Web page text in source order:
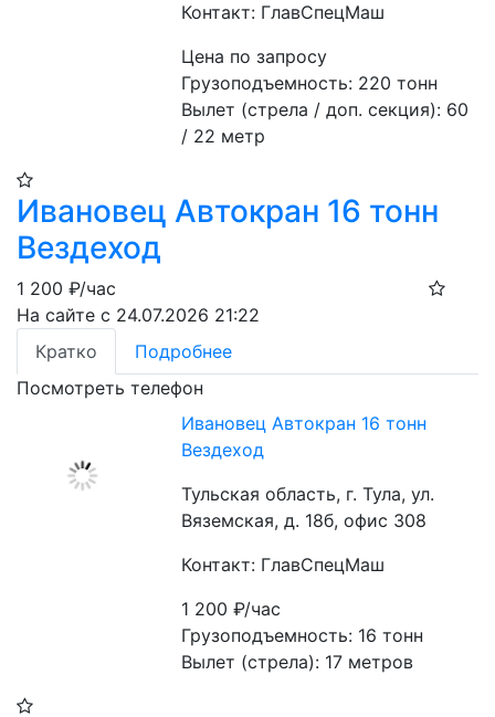
Контакт: ГлавСпецМаш
Цена по запросу
Грузоподъемность: 220 тонн
Вылет (стрела / доп. секция): 60
/ 22 метр
Ивановец Автокран 16 тонн
Вездеход
1 200 ₽/час
На сайте с 24.07.2026 21:22
Кратко
Подробнее
Посмотреть телефон
Ивановец Автокран 16 тонн
Вездеход
Тульская область, г. Тула, ул.
Вяземская, д. 18б, офис 308
Контакт: ГлавСпецМаш
1 200₽/час
Грузоподъемность: 16 тонн
Вылет (стрела): 17 метров